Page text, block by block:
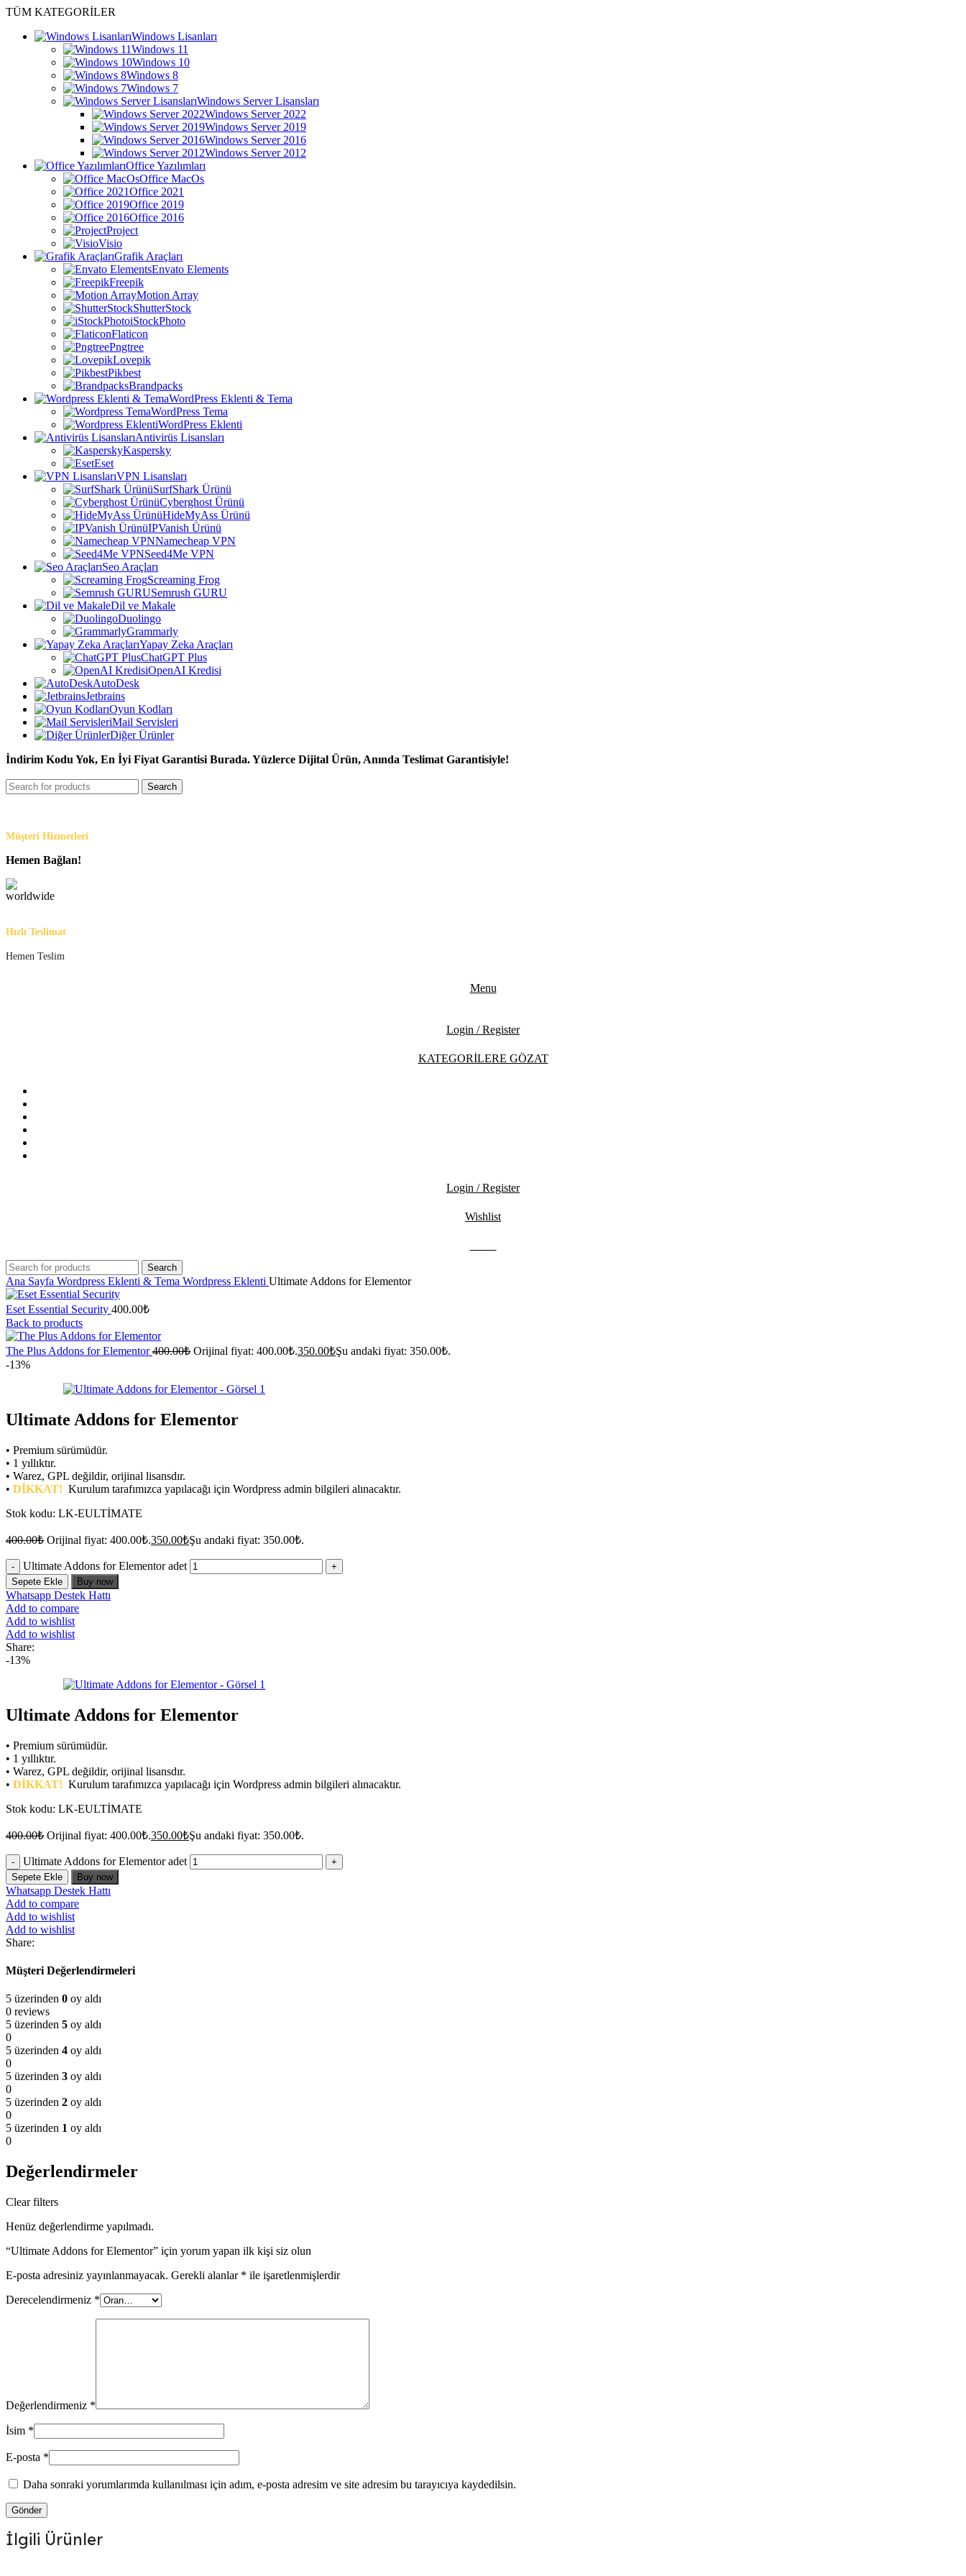
TÜM KATEGORİLER
Windows Lisanları
Windows 11
Windows 10
Windows 8
Windows 7
Windows Server Lisansları
Windows Server 2022
Windows Server 2019
Windows Server 2016
Windows Server 2012
Office Yazılımları
Office MacOs
Office 2021
Office 2019
Office 2016
Project
Visio
Grafik Araçları
Envato Elements
Freepik
Motion Array
ShutterStock
iStockPhoto
Flaticon
Pngtree
Lovepik
Pikbest
Brandpacks
WordPress Eklenti & Tema
WordPress Tema
WordPress Eklenti
Antivirüs Lisansları
Kaspersky
Eset
VPN Lisansları
SurfShark Ürünü
Cyberghost Ürünü
HideMyAss Ürünü
IPVanish Ürünü
Namecheap VPN
Seed4Me VPN
Seo Araçları
Screaming Frog
Semrush GURU
Dil ve Makale
Duolingo
Grammarly
Yapay Zeka Araçları
ChatGPT Plus
OpenAI Kredisi
AutoDesk
Jetbrains
Oyun Kodları
Mail Servisleri
Diğer Ürünler
İndirim Kodu Yok, En İyi Fiyat Garantisi Burada. Yüzlerce Dijital Ürün, Anında Teslimat Garantisiyle!
Search
Müşteri Hizmetleri
Hemen Bağlan!
Hızlı Teslimat
Hemen Teslim
Menu
Login / Register
KATEGORİLERE GÖZAT
Login / Register
Wishlist
Search
Ana Sayfa Wordpress Eklenti & Tema Wordpress Eklenti Ultimate Addons for Elementor
Eset Essential Security 400.00₺
Back to products
The Plus Addons for Elementor400.00₺ Orijinal fiyat: 400.00₺.350.00₺Şu andaki fiyat: 350.00₺.
-13%
Ultimate Addons for Elementor
• Premium sürümüdür.
• 1 yıllıktır.
• Warez, GPL değildir, orijinal lisansdır.
• DİKKAT! Kurulum tarafımızca yapılacağı için Wordpress admin bilgileri alınacaktır.
Stok kodu: LK-EULTİMATE
400.00₺ Orijinal fiyat: 400.00₺.350.00₺Şu andaki fiyat: 350.00₺.
Ultimate Addons for Elementor adet
Sepete Ekle Buy now
Whatsapp Destek Hattı
Add to compare
Add to wishlist
Add to wishlist
Share:
-13%
Ultimate Addons for Elementor
• Premium sürümüdür.
• 1 yıllıktır.
• Warez, GPL değildir, orijinal lisansdır.
• DİKKAT! Kurulum tarafımızca yapılacağı için Wordpress admin bilgileri alınacaktır.
Stok kodu: LK-EULTİMATE
400.00₺ Orijinal fiyat: 400.00₺.350.00₺Şu andaki fiyat: 350.00₺.
Ultimate Addons for Elementor adet
Sepete Ekle Buy now
Whatsapp Destek Hattı
Add to compare
Add to wishlist
Add to wishlist
Share:
Müşteri Değerlendirmeleri
5 üzerinden 0 oy aldı
0 reviews
5 üzerinden 5 oy aldı
0
5 üzerinden 4 oy aldı
0
5 üzerinden 3 oy aldı
0
5 üzerinden 2 oy aldı
0
5 üzerinden 1 oy aldı
0
Değerlendirmeler
Clear filters
Henüz değerlendirme yapılmadı.
“Ultimate Addons for Elementor” için yorum yapan ilk kişi siz olun
E-posta adresiniz yayınlanmayacak. Gerekli alanlar * ile işaretlenmişlerdir
Derecelendirmeniz *
Değerlendirmeniz *
İsim *
E-posta *
Daha sonraki yorumlarımda kullanılması için adım, e-posta adresim ve site adresim bu tarayıcıya kaydedilsin.
İlgili Ürünler